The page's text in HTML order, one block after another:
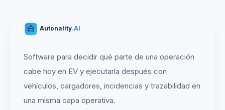
Autonality.AI
Software para decidir qué parte de una operación
cabe hoy en EV y ejecutarla después con
vehículos, cargadores, incidencias y trazabilidad en
una misma capa operativa.